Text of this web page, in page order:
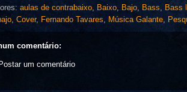
aulas de contrabaixo Baixo Bajo Bass Bass
Cover, Fernando Tavares Música Galante
comentário:
um comentário